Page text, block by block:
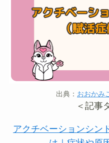
出典： おおかみ
＜記事
アクチベーションシン